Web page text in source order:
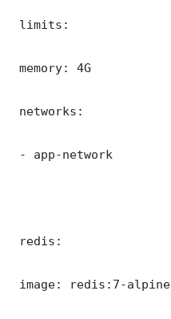
limits:
memory: 4G
networks:
- app-network
redis:
image: redis:7-alpine